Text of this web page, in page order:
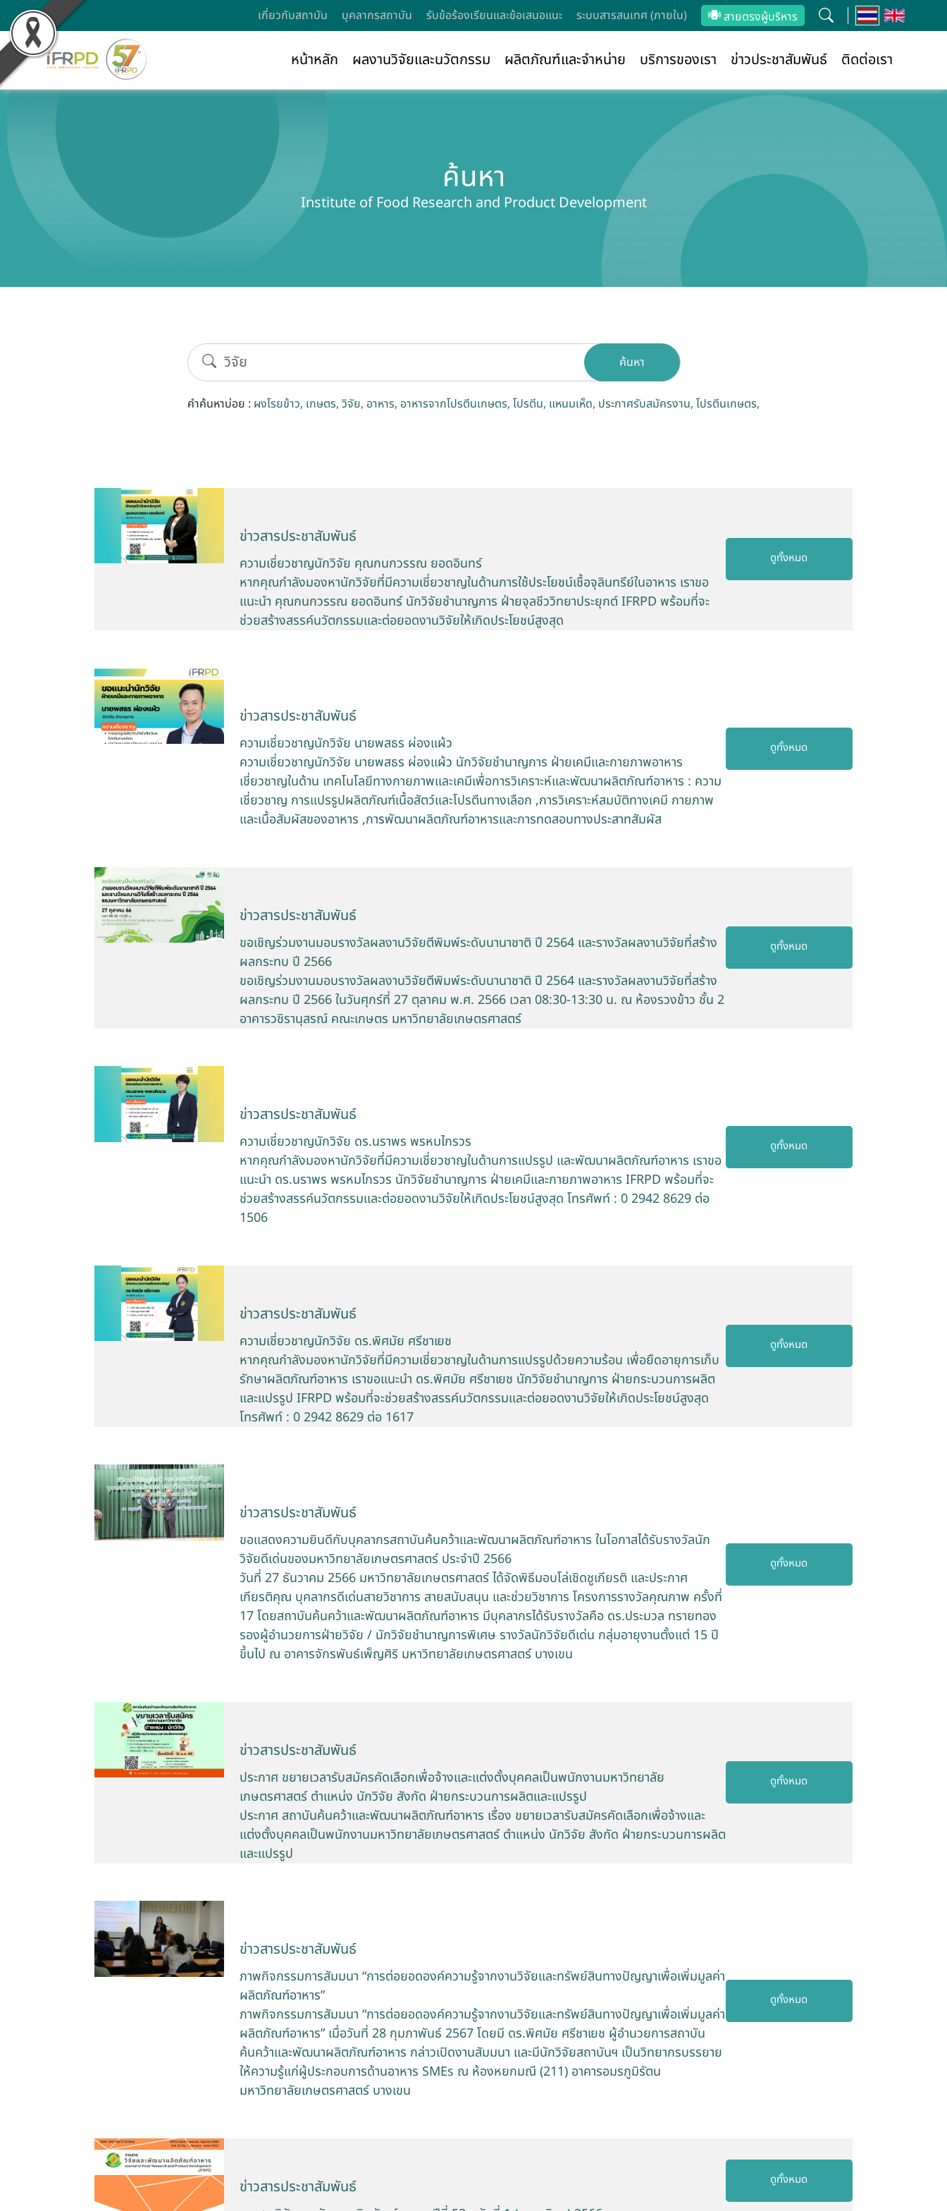
เกี่ยวกับสถาบัน บุคลากรสถาบัน รับข้อร้องเรียนและข้อเสนอแนะ ระบบสารสนเทศ (ภายใน) สายตรงผู้บริหาร
หน้าหลัก ผลงานวิจัยและนวัตกรรม ผลิตภัณฑ์และจำหน่าย บริการของเรา ข่าวประชาสัมพันธ์ ติดต่อเรา
ค้นหา
Institute of Food Research and Product Development
ค้นหา
คำค้นหาบ่อย : ผงโรยข้าว เกษตร วิจัย อาหาร อาหารจากโปรตีนเกษตร โปรตีน แหนมเห็ด ประกาศรับสมัครงาน โปรตีนเกษตร
ข่าวสารประชาสัมพันธ์
ความเชี่ยวชาญนักวิจัย คุณกนกวรรณ ยอดอินทร์
หากคุณกำลังมองหานักวิจัยที่มีความเชี่ยวชาญในด้านการใช้ประโยชน์เชื้อจุลินทรีย์ในอาหาร เราขอ
แนะนำ คุณกนกวรรณ ยอดอินทร์ นักวิจัยชำนาญการ ฝ่ายจุลชีววิทยาประยุกต์ IFRPD พร้อมที่จะ
ช่วยสร้างสรรค์นวัตกรรมและต่อยอดงานวิจัยให้เกิดประโยชน์สูงสุด
ดูทั้งหมด
ข่าวสารประชาสัมพันธ์
ความเชี่ยวชาญนักวิจัย นายพสธร ผ่องแผ้ว
ความเชี่ยวชาญนักวิจัย นายพสธร ผ่องแผ้ว นักวิจัยชำนาญการ ฝ่ายเคมีและกายภาพอาหาร
เชี่ยวชาญในด้าน เทคโนโลยีทางกายภาพและเคมีเพื่อการวิเคราะห์และพัฒนาผลิตภัณฑ์อาหาร : ความ
เชี่ยวชาญ การแปรรูปผลิตภัณฑ์เนื้อสัตว์และโปรตีนทางเลือก ,การวิเคราะห์สมบัติทางเคมี กายภาพ
และเนื้อสัมผัสของอาหาร ,การพัฒนาผลิตภัณฑ์อาหารและการทดสอบทางประสาทสัมผัส
ดูทั้งหมด
ข่าวสารประชาสัมพันธ์
ขอเชิญร่วมงานมอบรางวัลผลงานวิจัยตีพิมพ์ระดับนานาชาติ ปี 2564 และรางวัลผลงานวิจัยที่สร้าง
ผลกระทบ ปี 2566
ขอเชิญร่วมงานมอบรางวัลผลงานวิจัยตีพิมพ์ระดับนานาชาติ ปี 2564 และรางวัลผลงานวิจัยที่สร้าง
ผลกระทบ ปี 2566 ในวันศุกร์ที่ 27 ตุลาคม พ.ศ. 2566 เวลา 08:30-13:30 น. ณ ห้องรวงข้าว ชั้น 2
อาคารวชิรานุสรณ์ คณะเกษตร มหาวิทยาลัยเกษตรศาสตร์
ดูทั้งหมด
ข่าวสารประชาสัมพันธ์
ความเชี่ยวชาญนักวิจัย ดร.นราพร พรหมไกรวร
หากคุณกำลังมองหานักวิจัยที่มีความเชี่ยวชาญในด้านการแปรรูป และพัฒนาผลิตภัณฑ์อาหาร เราขอ
แนะนำ ดร.นราพร พรหมไกรวร นักวิจัยชำนาญการ ฝ่ายเคมีและกายภาพอาหาร IFRPD พร้อมที่จะ
ช่วยสร้างสรรค์นวัตกรรมและต่อยอดงานวิจัยให้เกิดประโยชน์สูงสุด โทรศัพท์ : 0 2942 8629 ต่อ
1506
ดูทั้งหมด
ข่าวสารประชาสัมพันธ์
ความเชี่ยวชาญนักวิจัย ดร.พิศมัย ศรีชาเยช
หากคุณกำลังมองหานักวิจัยที่มีความเชี่ยวชาญในด้านการแปรรูปด้วยความร้อน เพื่อยืดอายุการเก็บ
รักษาผลิตภัณฑ์อาหาร เราขอแนะนำ ดร.พิศมัย ศรีชาเยช นักวิจัยชำนาญการ ฝ่ายกระบวนการผลิต
และแปรรูป IFRPD พร้อมที่จะช่วยสร้างสรรค์นวัตกรรมและต่อยอดงานวิจัยให้เกิดประโยชน์สูงสุด
โทรศัพท์ : 0 2942 8629 ต่อ 1617
ดูทั้งหมด
ข่าวสารประชาสัมพันธ์
ขอแสดงความยินดีกับบุคลากรสถาบันค้นคว้าและพัฒนาผลิตภัณฑ์อาหาร ในโอกาสได้รับรางวัลนัก
วิจัยดีเด่นของมหาวิทยาลัยเกษตรศาสตร์ ประจำปี 2566
วันที่ 27 ธันวาคม 2566 มหาวิทยาลัยเกษตรศาสตร์ ได้จัดพิธีมอบโล่เชิดชูเกียรติ และประกาศ
เกียรติคุณ บุคลากรดีเด่นสายวิชาการ สายสนับสนุน และช่วยวิชาการ โครงการรางวัลคุณภาพ ครั้งที่
17 โดยสถาบันค้นคว้าและพัฒนาผลิตภัณฑ์อาหาร มีบุคลากรได้รับรางวัลคือ ดร.ประมวล ทรายทอง
รองผู้อำนวยการฝ่ายวิจัย / นักวิจัยชำนาญการพิเศษ รางวัลนักวิจัยดีเด่น กลุ่มอายุงานตั้งแต่ 15 ปี
ขึ้นไป ณ อาคารจักรพันธ์เพ็ญศิริ มหาวิทยาลัยเกษตรศาสตร์ บางเขน
ดูทั้งหมด
ข่าวสารประชาสัมพันธ์
ประกาศ ขยายเวลารับสมัครคัดเลือกเพื่อจ้างและแต่งตั้งบุคคลเป็นพนักงานมหาวิทยาลัย
เกษตรศาสตร์ ตำแหน่ง นักวิจัย สังกัด ฝ่ายกระบวนการผลิตและแปรรูป
ประกาศ สถาบันค้นคว้าและพัฒนาผลิตภัณฑ์อาหาร เรื่อง ขยายเวลารับสมัครคัดเลือกเพื่อจ้างและ
แต่งตั้งบุคคลเป็นพนักงานมหาวิทยาลัยเกษตรศาสตร์ ตำแหน่ง นักวิจัย สังกัด ฝ่ายกระบวนการผลิต
และแปรรูป
ดูทั้งหมด
ข่าวสารประชาสัมพันธ์
ภาพกิจกรรมการสัมมนา “การต่อยอดองค์ความรู้จากงานวิจัยและทรัพย์สินทางปัญญาเพื่อเพิ่มมูลค่า
ผลิตภัณฑ์อาหาร”
ภาพกิจกรรมการสัมมนา “การต่อยอดองค์ความรู้จากงานวิจัยและทรัพย์สินทางปัญญาเพื่อเพิ่มมูลค่า
ผลิตภัณฑ์อาหาร” เมื่อวันที่ 28 กุมภาพันธ์ 2567 โดยมี ดร.พิศมัย ศรีชาเยช ผู้อำนวยการสถาบัน
ค้นคว้าและพัฒนาผลิตภัณฑ์อาหาร กล่าวเปิดงานสัมมนา และมีนักวิจัยสถาบันฯ เป็นวิทยากรบรรยาย
ให้ความรู้แก่ผู้ประกอบการด้านอาหาร SMEs ณ ห้องหยกมณี (211) อาคารอมรภูมิรัตน
มหาวิทยาลัยเกษตรศาสตร์ บางเขน
ดูทั้งหมด
ข่าวสารประชาสัมพันธ์ ดูทั้งหมด